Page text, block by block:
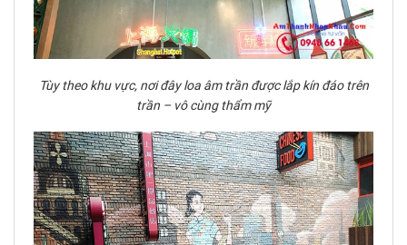
Tùy theo khu vực, nơi đây loa âm trần được lắp kín đáo trên
trần – vô cùng thẩm mỹ